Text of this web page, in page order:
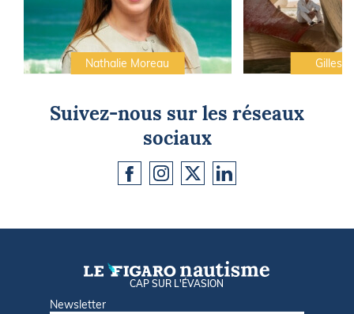
Nathalie Moreau Gilles
Suivez-nous sur les réseaux
sociaux
CAP SUR L'ÉVASION
Newsletter